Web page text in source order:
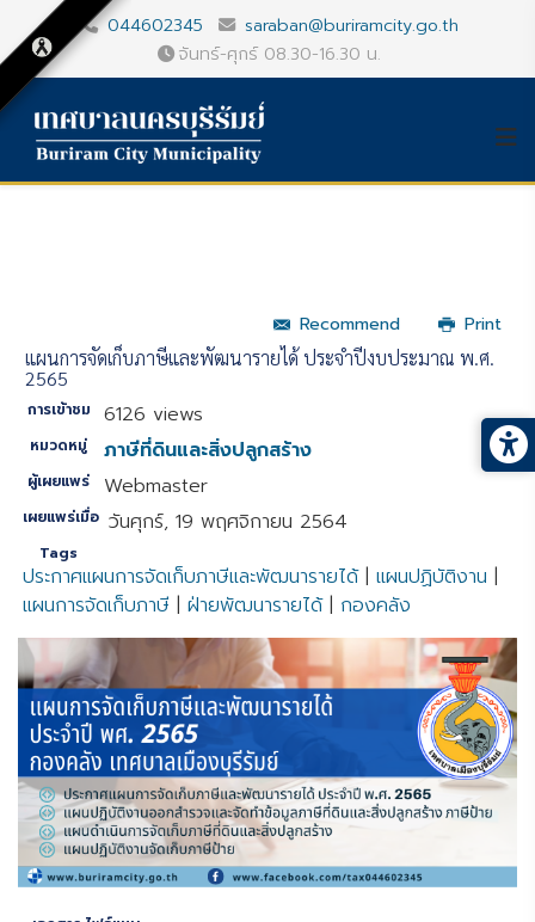
044602345
saraban@buriramcity.go.th
จันทร์-ศุกร์ 08.30-16.30 น.
Recommend
Print
แผนการจัดเก็บภาษีและพัฒนารายได้ ประจำปีงบประมาณ พ.ศ.
2565
การเข้าชม 6126 views
หมวดหมู่ ภาษีที่ดินและสิ่งปลูกสร้าง
ผู้เผยแพร่ Webmaster
เผยแพร่เมื่อ วันศุกร์, 19 พฤศจิกายน 2564
Tags
ประกาศแผนการจัดเก็บภาษีและพัฒนารายได้|แผนปฏิบัติงาน |
แผนการจัดเก็บภาษี |ฝ่ายพัฒนารายได้| กองคลัง